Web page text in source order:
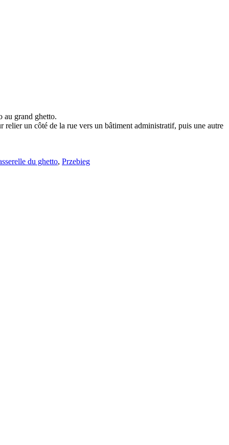
au grand ghetto.
un côté de la rue vers un bâtiment administratif, puis une autre
du ghetto, Przebieg